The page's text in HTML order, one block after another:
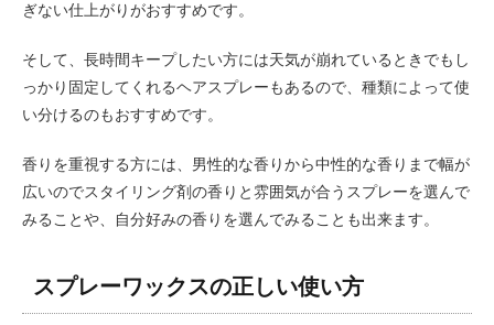
ぎない仕上がりがおすすめです。
そして、長時間キープしたい方には天気が崩れているときでもし
っかり固定してくれるヘアスプレーもあるので、種類によって使
い分けるのもおすすめです。
香りを重視する方には、男性的な香りから中性的な香りまで幅が
広いのでスタイリング剤の香りと雰囲気が合うスプレーを選んで
みることや、自分好みの香りを選んでみることも出来ます。
スプレーワックスの正しい使い方